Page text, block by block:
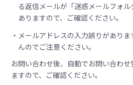
る返信メールが「迷惑メールフォ
ありますので、ご確認ください。
メールアドレスの入力誤りがあり
んのでご注意ください。
お問い合わせ後、自動でお問い合わ
ますので、ご確認ください。